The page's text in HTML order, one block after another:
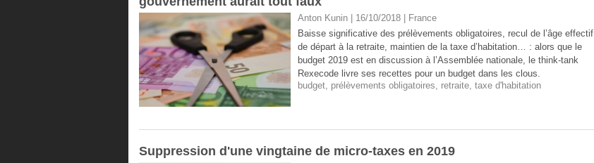
Anton Kunin | 16/10/2018
France
Baisse significative des prélèvements obligatoires, recul de l’âge effectif
de départ à la retraite, maintien de la taxe d’habitation… : alors que le
budget 2019 est en discussion à l’Assemblée nationale, le think-tank
Rexecode livre ses recettes pour un budget dans les clous.
budget, prélèvements obligatoires, retraite, taxe d'habitation
Suppression d'une vingtaine de micro-taxes en 2019